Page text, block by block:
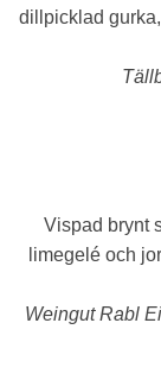
dillpicklad
Vispad brynt
limegelé och
Weingut Rabl